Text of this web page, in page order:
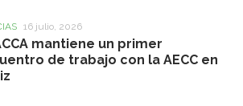
16 julio, 2026
mantiene un primer
de trabajo con la AECC en